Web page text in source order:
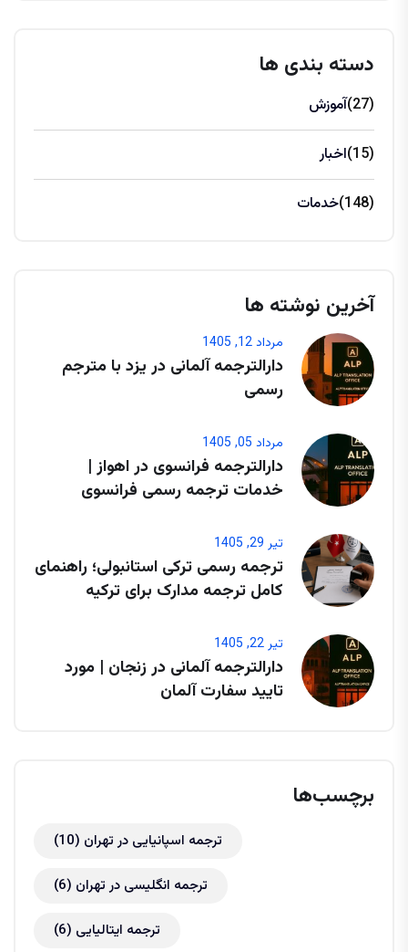
دسته بندی ها
آموزش (27)
اخبار (15)
خدمات (148)
آخرین نوشته ها
مرداد 12, 1405
دارالترجمه آلمانی در یزد با مترجم
رسمی
مرداد 05, 1405
دارالترجمه فرانسوی در اهواز |
خدمات ترجمه رسمی فرانسوی
تیر 29, 1405
ترجمه رسمی ترکی استانبولی؛ راهنمای
کامل ترجمه مدارک برای ترکیه
تیر 22, 1405
دارالترجمه آلمانی در زنجان | مورد
تایید سفارت آلمان
برچسب‌ها
ترجمه اسپانیایی در تهران (10)
ترجمه انگلیسی در تهران (6)
ترجمه ایتالیایی (6)